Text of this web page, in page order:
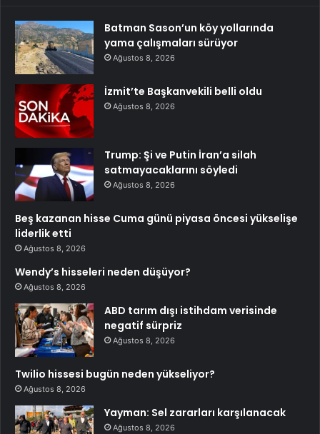
Batman Sason’un köy yollarında
yama çalışmaları sürüyor
Ağustos 8, 2026
İzmit’te Başkanvekili belli oldu
Ağustos 8, 2026
Trump: Şi ve Putin İran’a silah
satmayacaklarını söyledi
Ağustos 8, 2026
Beş kazanan hisse Cuma günü piyasa öncesi yükselişe
liderlik etti
Ağustos 8, 2026
Wendy’s hisseleri neden düşüyor?
Ağustos 8, 2026
ABD tarım dışı istihdam verisinde
negatif sürpriz
Ağustos 8, 2026
Twilio hissesi bugün neden yükseliyor?
Ağustos 8, 2026
Yayman: Sel zararları karşılanacak
Ağustos 8, 2026